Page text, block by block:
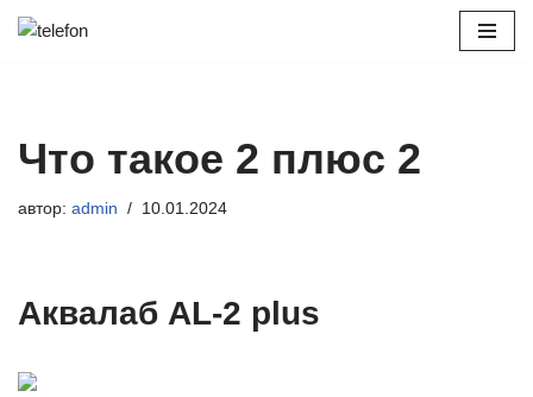
Что такое 2 плюс 2
автор: admin 10.01.2024
Аквалаб AL-2 plus